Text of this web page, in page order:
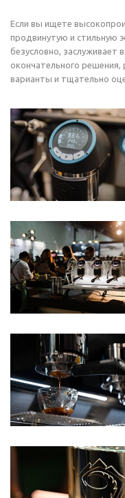
Если вы ищете
продвинутую и стильную
безусловно, заслуживает
окончательного решения,
варианты и тщательно